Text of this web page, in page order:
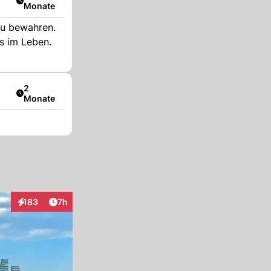
Monate
bewahren.
im Leben.
Artikel veröffentlicht:
2
Monate
183
InteraktionenArtikel veröffentlicht:
7h